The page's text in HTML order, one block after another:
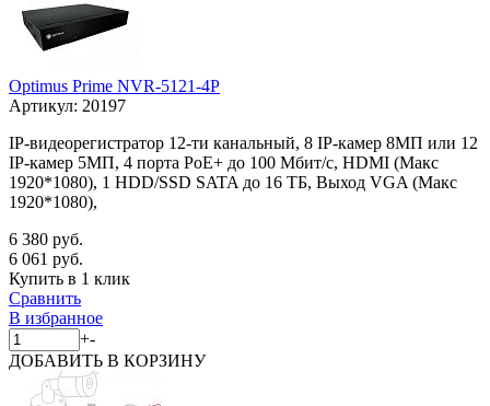
Optimus Prime NVR-5121-4P
Артикул: 20197
IP-видеорегистратор 12-ти канальный, 8 IP-камер 8МП или 12
IP-камер 5МП, 4 порта PoE+ до 100 Мбит/с, HDMI (Макс
1920*1080), 1 HDD/SSD SATA до 16 ТБ, Выход VGA (Макс
1920*1080),
6 380 руб.
6 061 руб.
Купить в 1 клик
Сравнить
В избранное
+-
ДОБАВИТЬ В КОРЗИНУ